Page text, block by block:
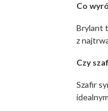
Co
Brylant
z
Czy
Szafir